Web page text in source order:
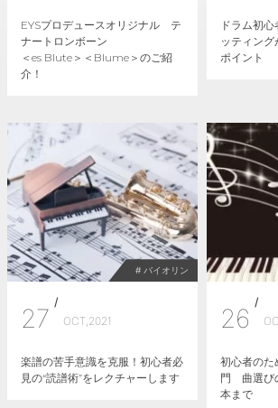
EYSプロデュースオリジナル テ
ナートロンボーン
＜es Blute＞＜Blume＞のご紹
介！
ドラム初
ッティン
ポイント
# バイオリン
27
/
OCT,2021
楽譜の苦手意識を克服！初心者必
見の“読譜術”をレクチャーします
26
/
初心者のた
門 曲選び
本まで